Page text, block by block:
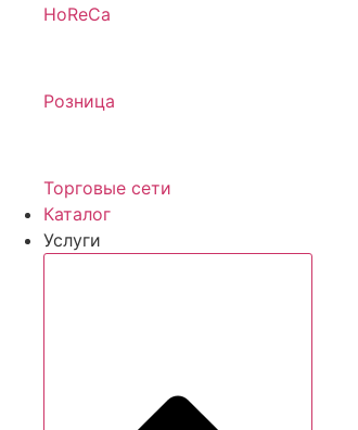
HoReCa
Розница
Торговые сети
Каталог
Услуги